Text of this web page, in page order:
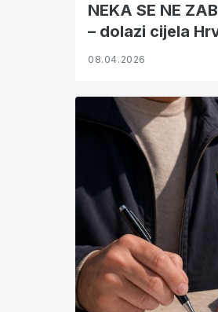
NEKA SE NE
– dolazi cijela
08.04.2026